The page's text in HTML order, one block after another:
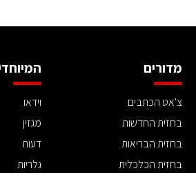
מדורים
צ'אט הכתבים
בחזית החדשות
בחזית הבריאות
בחזית הכלכלית
וידאו
מגזין
דעות
גלריות